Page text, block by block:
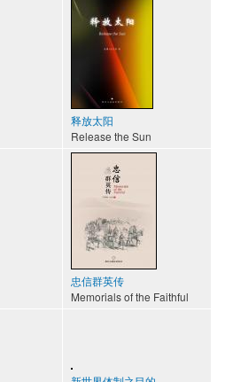
释放太阳
Release the Sun
忠信群英传
Memorials of the Faithful